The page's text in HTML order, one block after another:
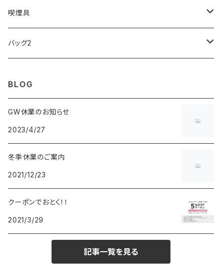
FOOTBALL WATCHES
ARCA FUTURA
DISNEY
FOREVER
CLUSE
BVLGARI
VANQUISH
DUNHILL
BEAMZSQUARE
TOMMY HILFIGER
SWAROVSKI
VIVIENNE WESTWOOD
MICHAEL KORS
MARC JACOBS
DIESEL
Fashion Accessory Cllection
ISLAND
ATLANTIC STARS
VIVIENNE WESTWOOD
POLO RALPH LAUREN
LESPORTSAC
PRADA
BROMPTON
HAMILTON
INCASE
MAWA
その他
TANACOCORO
WOODEN
CASIO
MONTBLANC
SWAROVSKI
OMMIX
COACH
TORAY
OMRON
Micol
MONDAINE
喫煙具
ZIPPO
バッグ2
BLOG
GW休業のお知らせ
2023/4/27
冬季休業のご案内
2021/12/23
クーポンでおとく！！
2021/3/29
記事一覧を見る